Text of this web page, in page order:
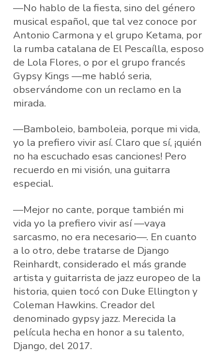
—No hablo de la fiesta, sino del género
musical español, que tal vez conoce por
Antonio Carmona y el grupo Ketama, por
la rumba catalana de El Pescaílla, esposo
de Lola Flores, o por el grupo francés
Gypsy Kings —me habló seria,
observándome con un reclamo en la
mirada.
—Bamboleio, bamboleia, porque mi vida,
yo la prefiero vivir así. Claro que sí, ¡quién
no ha escuchado esas canciones! Pero
recuerdo en mi visión, una guitarra
especial.
—Mejor no cante, porque también mi
vida yo la prefiero vivir así —vaya
sarcasmo, no era necesario—. En cuanto
a lo otro, debe tratarse de Django
Reinhardt, considerado el más grande
artista y guitarrista de jazz europeo de la
historia, quien tocó con Duke Ellington y
Coleman Hawkins. Creador del
denominado gypsy jazz. Merecida la
película hecha en honor a su talento,
Django, del 2017.